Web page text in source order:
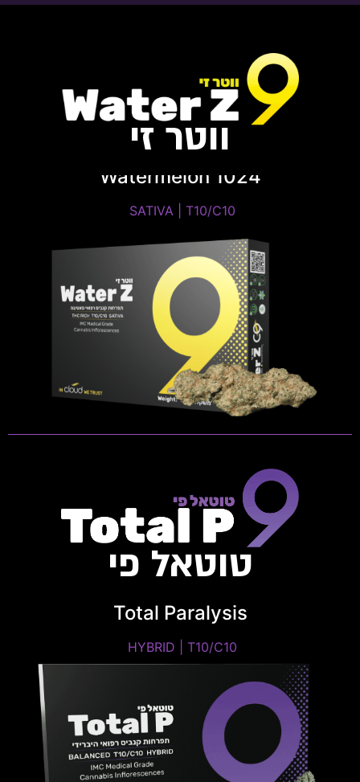
טוטאל פי
Total Paralysis
HYBRID | T10/C10 ​
HYBRID | T10/C10 ​
THC: 8%-12% | CBD: 8%-12%
טרפנים דומיננטים: Pinene, Myrcene, Limonene,
Linalool.
ווטר זי
Watermelon 1024
SATIVA | T10/C10 ​
SATIVA | T10/C10 ​
THC: 8%-12% | CBD: 8%-12%
טרפנים דומיננטים: Terpinolene, Caryophyllene,
Pinene.
פתיחות שקית ומלאי זמין